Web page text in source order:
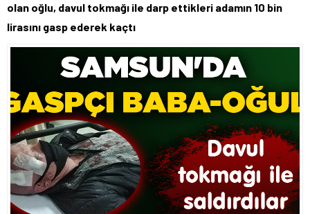
55,1881
olan oğlu, davul tokmağı ile darp ettikleri adamın 10 bin
lirasını gasp ederek kaçtı